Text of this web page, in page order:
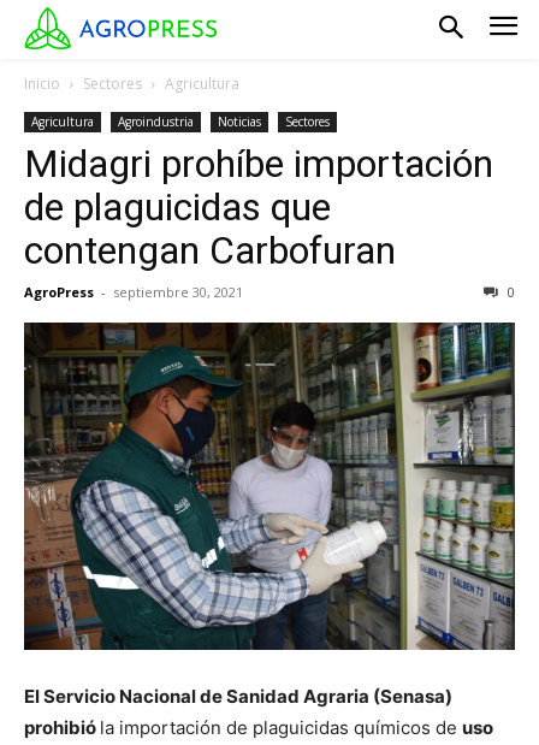
Inicio Sectores Agricultura
Agricultura Agroindustria Noticias Sectores
Midagri prohíbe importación
de plaguicidas que
contengan Carbofuran
AgroPress - septiembre 30, 2021 0
El Servicio Nacional de Sanidad Agraria (Senasa)
prohibió la importación de plaguicidas químicos de uso